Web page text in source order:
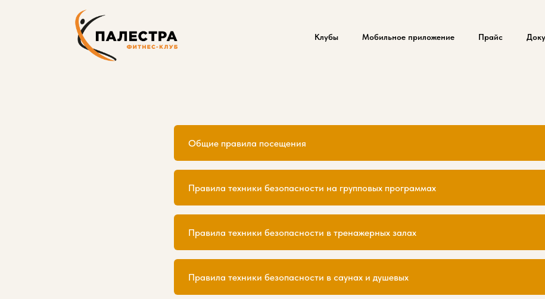
Клубы Мобильное приложение Прайс
Общие правила посещения
Правила техники безопасности на групповых программах
Правила техники безопасности в тренажерных залах
Правила техники безопасности в саунах и душевых